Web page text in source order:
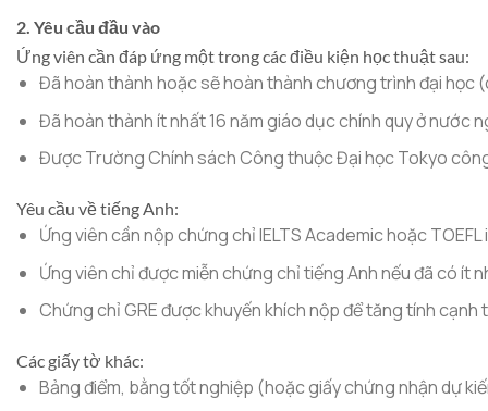
2. Yêu cầu đầu vào
Ứng viên cần đáp ứng một trong các điều kiện học thuật sau:
Đã hoàn thành hoặc sẽ hoàn thành chương trình đại học
Đã hoàn thành ít nhất 16 năm giáo dục chính quy ở nước
Được Trường Chính sách Công thuộc Đại học Tokyo
Yêu cầu về tiếng Anh:
Ứng viên cần nộp chứng chỉ IELTS Academic hoặc
Ứng viên chỉ được miễn chứng chỉ tiếng Anh nếu đã có ít
Chứng chỉ GRE được khuyến khích nộp để tăng tính
Các giấy tờ khác:
Bảng điểm, bằng tốt nghiệp (hoặc giấy chứng nhận dự